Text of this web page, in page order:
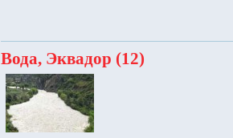
Вода, Эквадор (12)